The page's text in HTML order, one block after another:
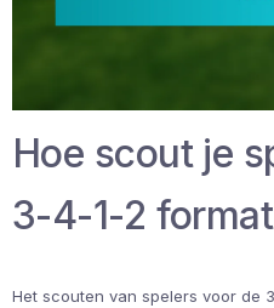
Hoe scout je
3-4-1-2
Het scouten van spelers voor de